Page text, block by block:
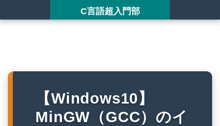
C言語超入門部
【Windows10】
MinGW（GCC）のイ